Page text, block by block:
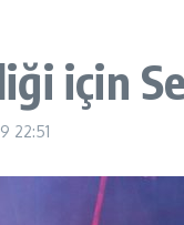
için
22:51